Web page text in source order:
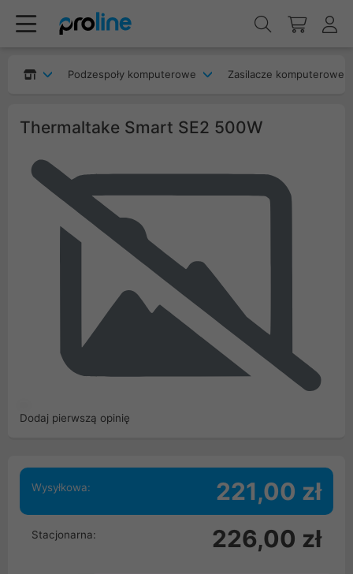
Podzespoły komputerowe Zasilacze komputerowe
Thermaltake Smart SE2 500W
Dodaj pierwszą opinię
Wysyłkowa: 221,00 zł
Stacjonarna: 226,00 zł